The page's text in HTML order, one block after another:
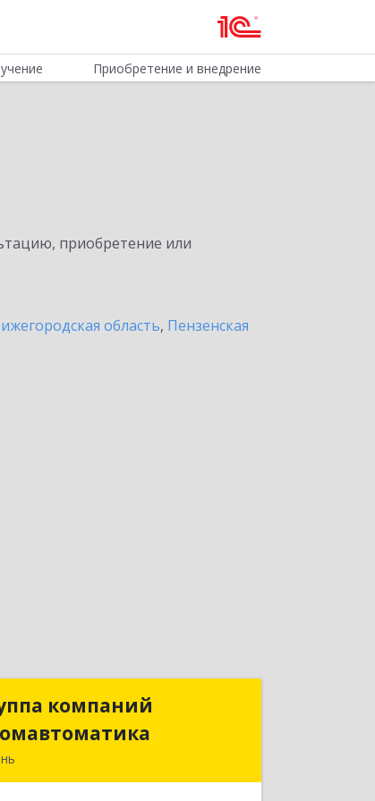
Приобретение и внедрение
приобретение или
область, Пензенская
компаний
Группа компаний
Промавтоматика